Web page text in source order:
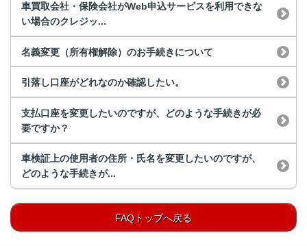
車買取会社・保険会社がWeb申込サービスを利用できな
い場合のクレジッ...
名義変更（所有権解除）のお手続きについて
引落し口座がどれなのか確認したい。
支払口座を変更したいのですが、どのような手続きが必
要ですか？
車検証上の使用者の住所・氏名を変更したいのですが、
どのような手続きが...
FAQトップへ戻る